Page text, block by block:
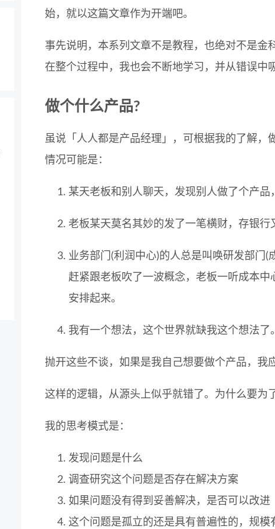
始，就以这篇文章作为开端吧。
事先说明，本系列文章不是教程，也绝对不是金
在整个过程中，我也会不断地学习，并从错误中
做个什么产品?
虽说「人人都是产品经理」，可根据我的了解
情况可能是：
某天老板和别人聊天，发现别人做了个产品
老板某天莫名其妙的发了一笔横财，存银行
业务部门(利润中心)的人总是叫唤研发部门(
赶紧跟老板吹了一波概念，老板一听成本中
安排起来。
我有一个想法，这个世界就缺我这个想法了
抛开这些不谈，如果是我自己想要做个产品，我
这样的逻辑，从源头上似乎就错了。为什么要为
我的思考模式是：
发现问题是什么
调查研究这个问题是否存在解决方案
如果问题没有得到妥善解决，是否可以改进
这个问题是孤立的还是具有普遍性的，规模